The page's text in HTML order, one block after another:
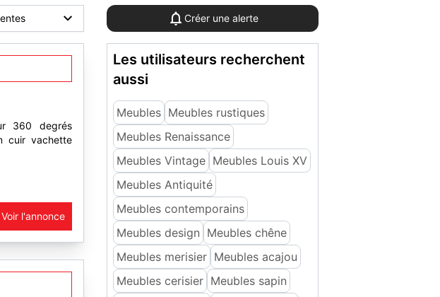
Créer une alerte
360 degrés
cuir vachette
Voir l'annonce
Les utilisateurs recherchent
aussi
Meubles Meubles rustiques
Meubles Renaissance
Meubles Vintage Meubles Louis XV
Meubles Antiquité
Meubles contemporains
Meubles design Meubles chêne
Meubles merisier Meubles acajou
Meubles cerisier Meubles sapin